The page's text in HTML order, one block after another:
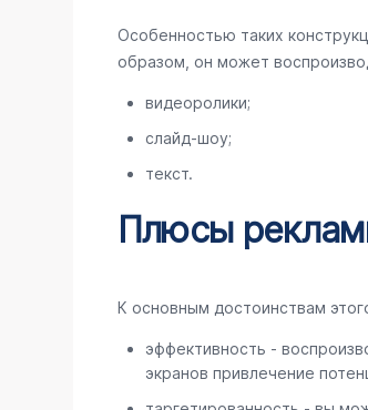
Особенностью таких
образом, он может
видеоролики;
слайд-шоу;
текст.
Плюсы
К основным достоинствам
эффективность -
экранов привлечение